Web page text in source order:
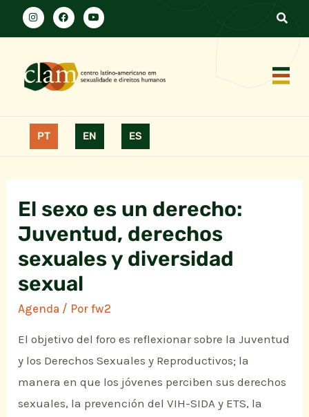
PT EN ES
El sexo es un derecho:
Juventud, derechos
sexuales y diversidad
sexual
Agenda / Porfw2
El objetivo del foro es reflexionar sobre la Juventud
y los Derechos Sexuales y Reproductivos; la
manera en que los jóvenes perciben sus derechos
sexuales, la prevención del VIH-SIDA y ETS, la